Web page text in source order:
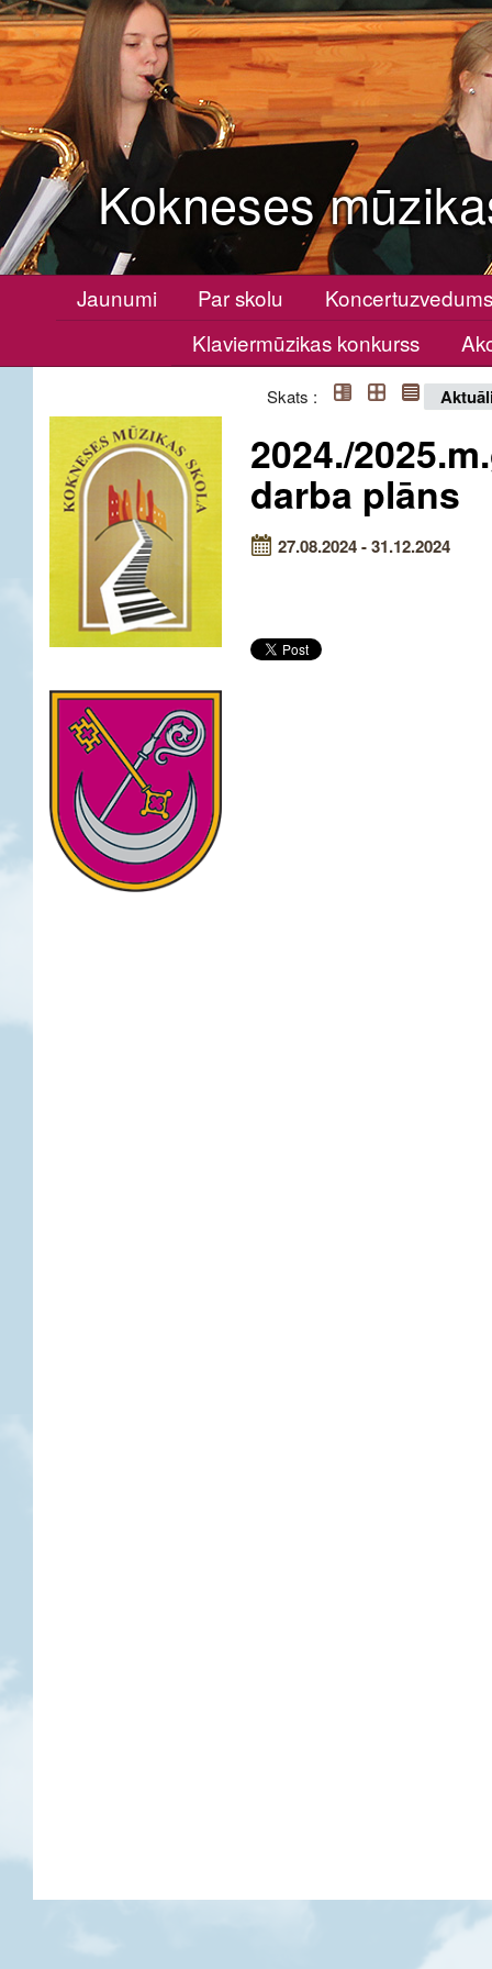
Kokneses
Jaunumi Par skolu
Klaviermūzikas konkurss
Skats :
2024./
darba plāns
27.08.2024 - 31.12.2024